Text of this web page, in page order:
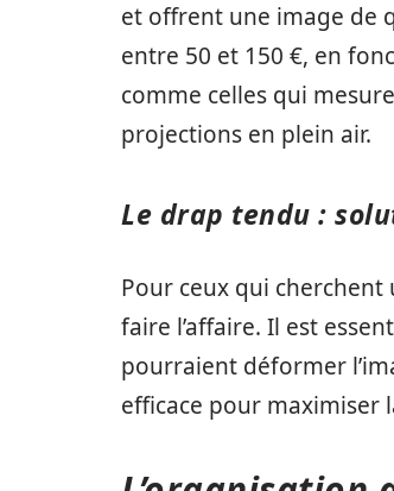
et offrent une image de
entre 50 et 150 €, en
comme celles qui
projections en plein air.
Le drap tendu :
Pour ceux qui
faire l’affaire. Il est
pourraient déformer
efficace pour maximiser